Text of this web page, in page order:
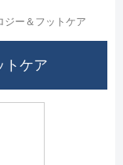
ジー＆フットケア
トケア